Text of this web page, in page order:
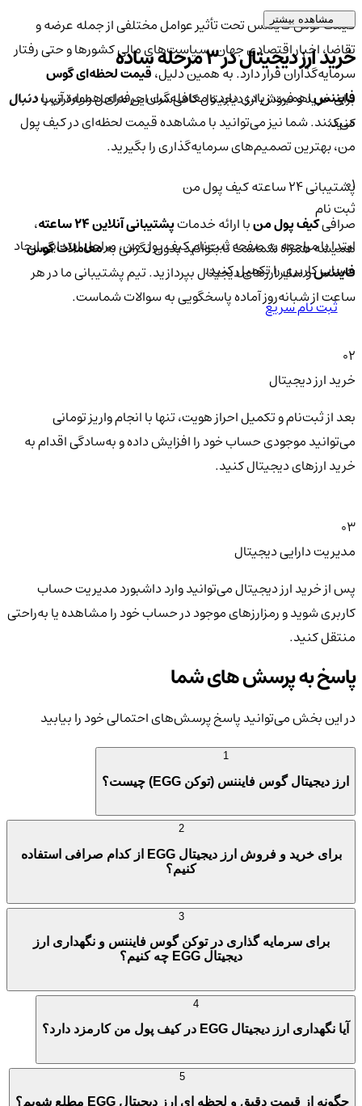
قیمت گوس فایننس تحت تأثیر عوامل مختلفی از جمله عرضه و
تقاضا، اخبار اقتصادی جهان، سیاست‌های مالی کشورها و حتی رفتار
سرمایه‌گذاران قرار دارد. به همین دلیل،قیمت لحظه‌ای گوس
فایننساهمیت زیادی دارد و معامله‌گران حرفه‌ای همواره آن را دنبال
می‌کنند. شما نیز می‌توانید با مشاهده قیمت لحظه‌ای در کیف پول
من، بهترین تصمیم‌های سرمایه‌گذاری را بگیرید.
پشتیبانی ۲۴ ساعته کیف پول من
صرافیکیف پول منبا ارائه خدماتپشتیبانی آنلاین ۲۴ ساعته
،
همیشه همراه شماست تا بتوانید بدون نگرانی بهمعاملات گوس
فایننسو سایر ارزهای دیجیتال بپردازید. تیم پشتیبانی ما در هر
ساعت از شبانه‌روز آماده پاسخگویی به سوالات شماست.
مشاهده بیشتر
خرید ارز دیجیتال در 3 مرحله ساده
برای خرید و فروش ارز دیجیتال کافی‌ست این مراحل را به‌ترتیب دنبال
کنید:
01
ثبت نام
ابتدا با مراجعه به صفحه ثبت‌نام کیف‌ پول من، مراحل ابتدایی ایجاد
حساب کاربری را تکمیل کنید.
ثبت نام سریع
02
خرید ارز دیجیتال
بعد از ثبت‌نام و تکمیل احراز هویت، تنها با انجام واریز تومانی
می‌توانید موجودی حساب خود را افزایش داده و به‌سادگی اقدام به
خرید ارزهای دیجیتال کنید.
03
مدیریت دارایی دیجیتال
پس از خرید ارز دیجیتال می‌توانید وارد داشبورد مدیریت حساب
کاربری شوید و رمزارزهای موجود در حساب خود را مشاهده یا به‌راحتی
منتقل کنید.
پاسخ به پرسش های شما
در این بخش می‌توانید پاسخ پرسش‌های احتمالی خود را بیابید
ارز دیجیتال گوس فایننس (توکن EGG) چیست؟
برای خرید و فروش ارز دیجیتال EGG از کدام صرافی استفاده
کنیم؟
برای سرمایه گذاری در توکن گوس فایننس و نگهداری ارز
دیجیتال EGG چه کنیم؟
آیا نگهداری ارز دیجیتال EGG در کیف پول من کارمزد دارد؟
چگونه از قیمت دقیق و لحظه ای ارز دیجیتال EGG مطلع شویم؟